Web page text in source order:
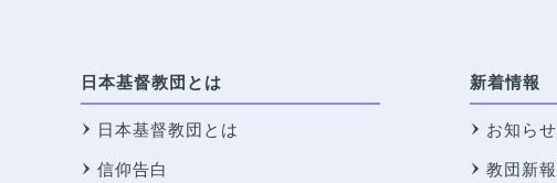
日本基督教団とは
日本基督教団とは
信仰告白
新着情報
お知らせ
教団新報